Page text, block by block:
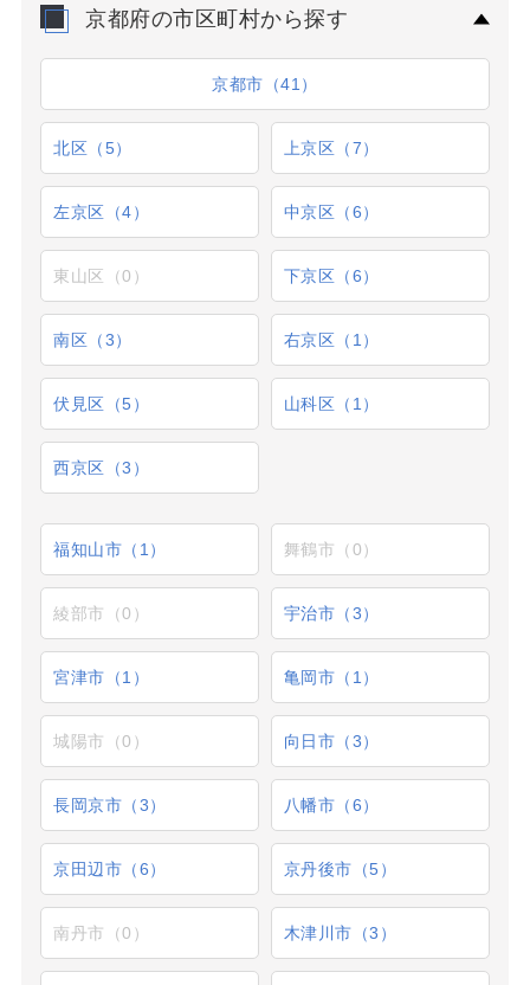
京都府の市区町村から探す
京都市（41）
北区（5） 上京区（7）
左京区（4） 中京区（6）
東山区（0） 下京区（6）
南区（3） 右京区（1）
伏見区（5） 山科区（1）
西京区（3）
福知山市（1） 舞鶴市（0）
綾部市（0） 宇治市（3）
宮津市（1） 亀岡市（1）
城陽市（0） 向日市（3）
長岡京市（3） 八幡市（6）
京田辺市（6） 京丹後市（5）
南丹市（0） 木津川市（3）